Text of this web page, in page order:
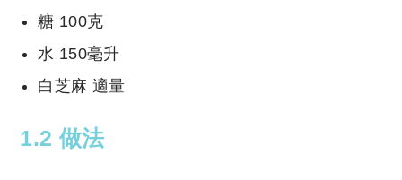
糖 100克
水 150毫升
白芝麻 適量
1.2 做法